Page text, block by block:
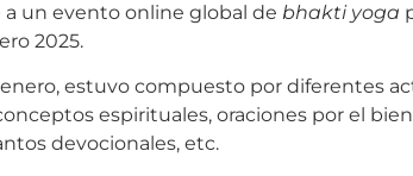
un evento online global de bhakti yoga
2025.
estuvo compuesto por diferentes
espirituales, oraciones por el
devocionales, etc.